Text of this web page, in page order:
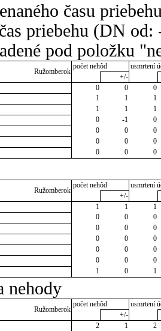
času
priebehu (DN
pod položku
Ružomberok
počet nehôd
usmrtení
+/-
0 0
0
1 1
1
1 1
1
0 -1
0
0 0
0
0 0
0
0 0 0
Ružomberok
počet nehôd
usmrtení
+/-
1 1
1
0 0
0
0 0
0
0 0
0
0 0
0
0 0
0
1 0 1
nehody
Ružomberok
počet nehôd
usmrtení
+/-
2 1
2